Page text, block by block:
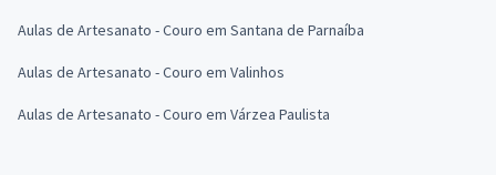
Aulas de Artesanato - Couro em Santana de Parnaíba
Aulas de Artesanato - Couro em Valinhos
Aulas de Artesanato - Couro em Várzea Paulista